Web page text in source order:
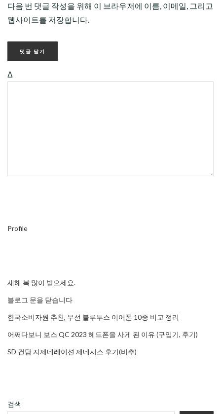
다음 번 댓글 작성을 위해 이 브라우저에 이름, 이메일, 그리고
웹사이트를 저장합니다.
Δ
Profile
새해 복 많이 받으세요.
블로그 문을 닫습니다
한국소비자원 추천, 무선 블루투스 이어폰 10종 비교 정리
어쩌다보니 보스 QC 2023 헤드폰을 사게 된 이유 (구입기, 후기)
SD 건담 지제네레이션 제네시스 후기(비추)
검색